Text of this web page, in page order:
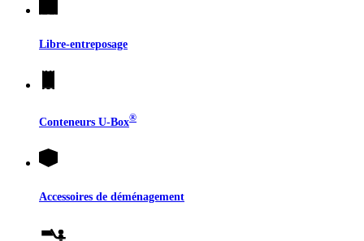
Libre-entreposage
Conteneurs U-Box®
Accessoires de déménagement